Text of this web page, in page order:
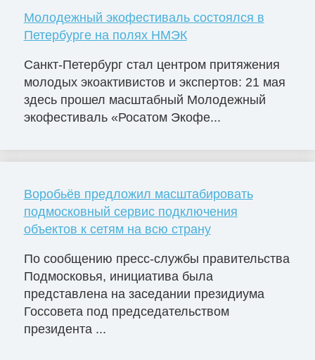
Молодежный экофестиваль состоялся в
Петербурге на полях НМЭК
Санкт-Петербург стал центром притяжения
молодых экоактивистов и экспертов: 21 мая
здесь прошел масштабный Молодежный
экофестиваль «Росатом Экофе...
Воробьёв предложил масштабировать
подмосковный сервис подключения
объектов к сетям на всю страну
По сообщению пресс-службы правительства
Подмосковья, инициатива была
представлена на заседании президиума
Госсовета под председательством
президента ...